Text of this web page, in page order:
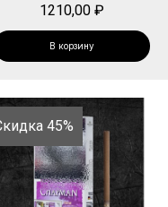
1210,00 ₽
В корзину
45%